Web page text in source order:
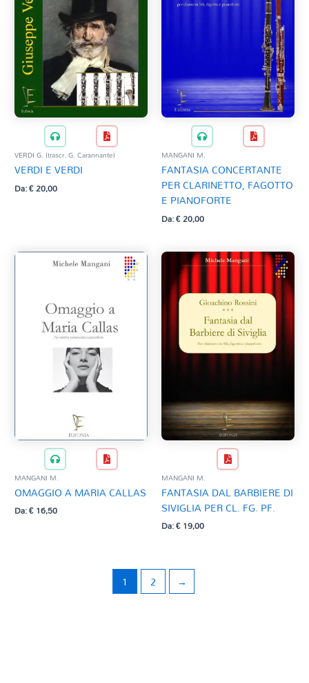
VERDI G. (trascr. G. Carannante)
VERDI E VERDI
Da:€20,00
MANGANI M.
FANTASIA CONCERTANTE
PER CLARINETTO, FAGOTTO
E PIANOFORTE
Da:€20,00
MANGANI M.
OMAGGIO A MARIA CALLAS
Da:€16,50
MANGANI M.
FANTASIA DAL BARBIERE DI
SIVIGLIA PER CL. FG. PF.
Da:€19,00
1 2 →